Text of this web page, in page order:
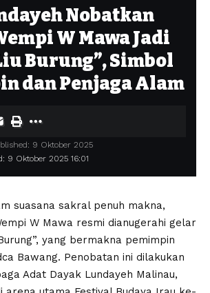
Nobatkan
W Mawa Jadi
Burung”, Simbol
dan Penjaga Alam
9 Oktober 2025 16:01
9 Oktober 2025
suasana sakral penuh makna,
W Mawa resmi dianugerahi gelar
yang bermakna pemimpin
Bawang. Penobatan ini dilakukan
Adat Dayak Lundayeh Malinau,